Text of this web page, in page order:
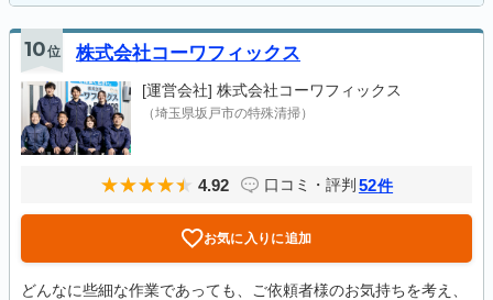
10位 株式会社コーワフィックス
[運営会社] 株式会社コーワフィックス
（埼玉県坂戸市の特殊清掃）
4.92 口コミ・評判 52件
お気に入りに追加
どんなに些細な作業であっても、ご依頼者様のお気持ちを考え、